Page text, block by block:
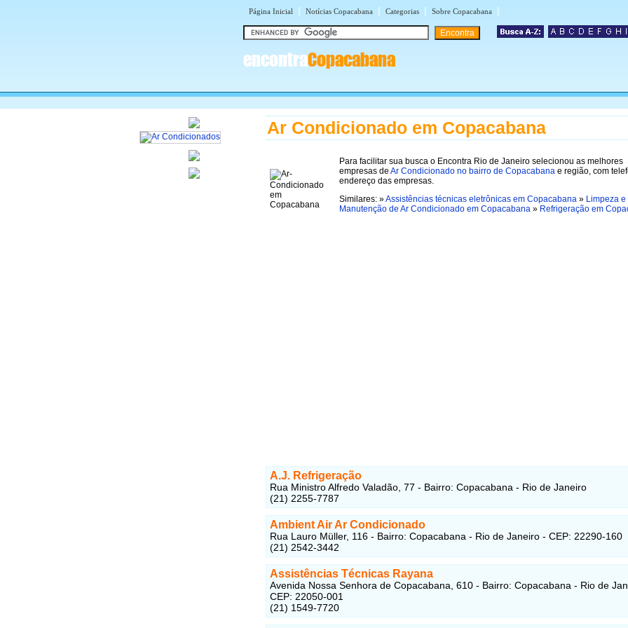
Página Inicial | Notícias Copacabana | Categorias | Sobre Copacabana |
encontraCopacabana
Ar Condicionado em Copacabana
Para facilitar sua busca o Encontra Rio de Janeiro selecionou as melhores
empresas de Ar Condicionado no bairro de Copacabana e região, com
endereço das empresas.
Similares: »Assistências técnicas eletrônicas em Copacabana » Limpeza e
Manutenção de Ar Condicionado em Copacabana » Refrigeração em
A.J. Refrigeração
Rua Ministro Alfredo Valadão, 77 - Bairro: Copacabana - Rio de Janeiro
(21) 2255-7787
Ambient Air Ar Condicionado
Rua Lauro Müller, 116 - Bairro: Copacabana - Rio de Janeiro - CEP: 22290-160
(21) 2542-3442
Assistências Técnicas Rayana
Avenida Nossa Senhora de Copacabana, 610 - Bairro: Copacabana - Rio de
CEP: 22050-001
(21) 1549-7720